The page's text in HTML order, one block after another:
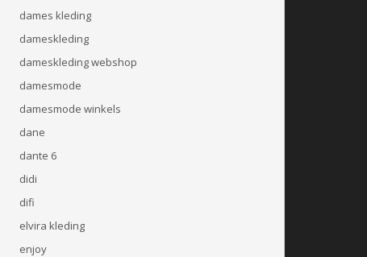
dames kleding
dameskleding
dameskleding webshop
damesmode
damesmode winkels
dane
dante 6
didi
difi
elvira kleding
enjoy